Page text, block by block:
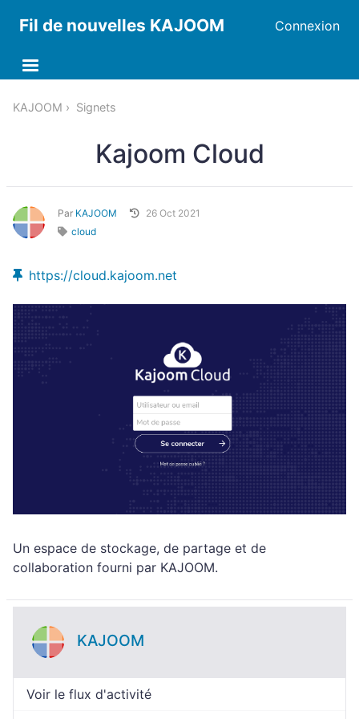
Fil de nouvelles KAJOOM Connexion
KAJOOM Signets
Kajoom Cloud
Par KAJOOM
26 Oct 2021
cloud
https://cloud.kajoom.net
Un espace de stockage, de partage et de
collaboration fourni par KAJOOM.
KAJOOM
Voir le flux d'activité